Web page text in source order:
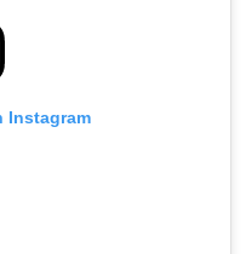
Instagram